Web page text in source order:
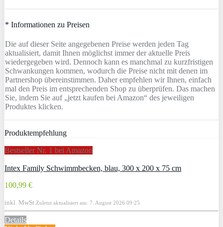
* Informationen zu Preisen
Die auf dieser Seite angegebenen Preise werden jeden Tag
aktualisiert, damit Ihnen möglichst immer der aktuelle Preis
wiedergegeben wird. Dennoch kann es manchmal zu kurzfristigen
Schwankungen kommen, wodurch die Preise nicht mit denen im
Partnershop übereinstimmen. Daher empfehlen wir Ihnen, einfach
mal den Preis im entsprechenden Shop zu überprüfen. Das machen
Sie, indem Sie auf „jetzt kaufen bei Amazon“ des jeweiligen
Produktes klicken.
Produktempfehlung
Bestseller Nr. 1 bei Amazon
Intex Family Schwimmbecken, blau, 300 x 200 x 75 cm
100,99 €
inkl. MwSt.Zuletzt aktualisiert am: 7. August 2026 09:25
Details